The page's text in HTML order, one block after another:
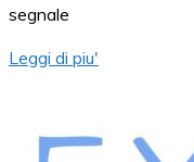
segnale
Leggi di piu'